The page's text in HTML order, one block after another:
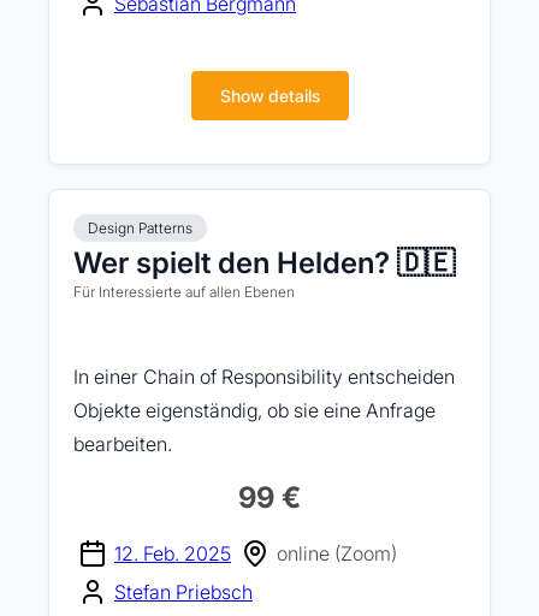
Show details
Design Patterns
Wer spielt den Helden? 🇩🇪
Für Interessierte auf allen Ebenen
In einer Chain of Responsibility entscheiden
Objekte eigenständig, ob sie eine Anfrage
bearbeiten.
99 €
12. Feb. 2025
online (Zoom)
Stefan Priebsch